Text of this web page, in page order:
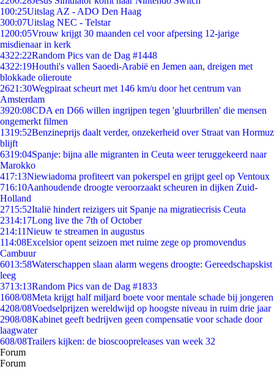
100:25Uitslag AZ - ADO Den Haag
300:07Uitslag NEC - Telstar
1200:05Vrouw krijgt 30 maanden cel voor afpersing 12-jarige
misdienaar in kerk
4322:22Random Pics van de Dag #1448
4322:19Houthi's vallen Saoedi-Arabië en Jemen aan, dreigen met
blokkade olieroute
2621:30Wegpiraat scheurt met 146 km/u door het centrum van
Amsterdam
3920:08CDA en D66 willen ingrijpen tegen 'gluurbrillen' die mensen
ongemerkt filmen
1319:52Benzineprijs daalt verder, onzekerheid over Straat van Hormuz
blijft
6319:04Spanje: bijna alle migranten in Ceuta weer teruggekeerd naar
Marokko
417:13Niewiadoma profiteert van pokerspel en grijpt geel op Ventoux
716:10Aanhoudende droogte veroorzaakt scheuren in dijken Zuid-
Holland
2715:52Italië hindert reizigers uit Spanje na migratiecrisis Ceuta
2314:17Long live the 7th of October
214:11Nieuw te streamen in augustus
114:08Excelsior opent seizoen met ruime zege op promovendus
Cambuur
6013:58Waterschappen slaan alarm wegens droogte: Gereedschapskist
leeg
3713:13Random Pics van de Dag #1833
1608/08Meta krijgt half miljard boete voor mentale schade bij jongeren
4208/08Voedselprijzen wereldwijd op hoogste niveau in ruim drie jaar
2908/08Kabinet geeft bedrijven geen compensatie voor schade door
laagwater
608/08Trailers kijken: de bioscoopreleases van week 32
Forum
Forum